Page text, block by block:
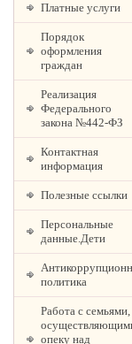
Платные услуги
Порядок
оформления
граждан
Реализация
Федерального
закона №442-ФЗ
Контактная
информация
Полезные ссылки
Персональные
данные.Дети
политика
Работа с семьями,
опеку над